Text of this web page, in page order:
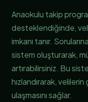
Anaokulu takip
desteklendiğinde,
imkanı tanır.
sistem oluşturarak,
artırabilirsiniz. Bu
hızlandırarak,
ulaşmasını sağlar.